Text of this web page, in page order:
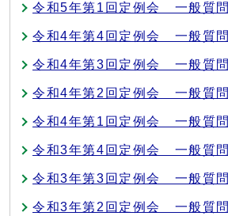
令和5年第1回定例会 一般質問
令和4年第4回定例会 一般質問
令和4年第3回定例会 一般質問
令和4年第2回定例会 一般質問
令和4年第1回定例会 一般質問
令和3年第4回定例会 一般質問
令和3年第3回定例会 一般質問
令和3年第2回定例会 一般質問